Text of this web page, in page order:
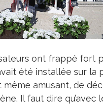
ont frappé fort
été installée sur la
amusant, de
Il faut dire